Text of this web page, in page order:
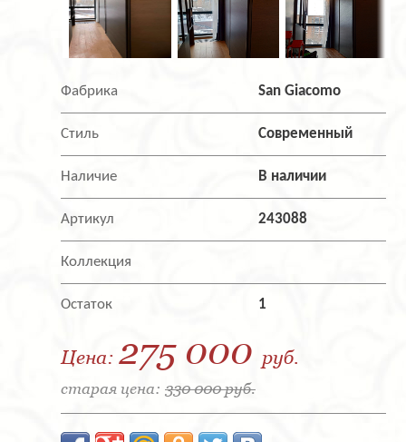
Фабрика San Giacomo
Стиль Современный
Наличие В наличии
Артикул 243088
Коллекция
Остаток 1
Цена: 275 000 руб.
старая цена: 330 000 руб.